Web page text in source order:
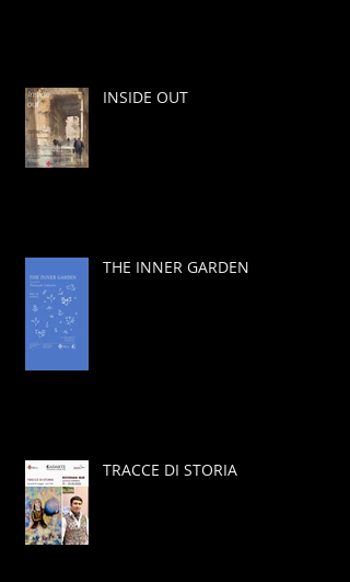
INSIDE OUT
THE INNER GARDEN
TRACCE DI STORIA